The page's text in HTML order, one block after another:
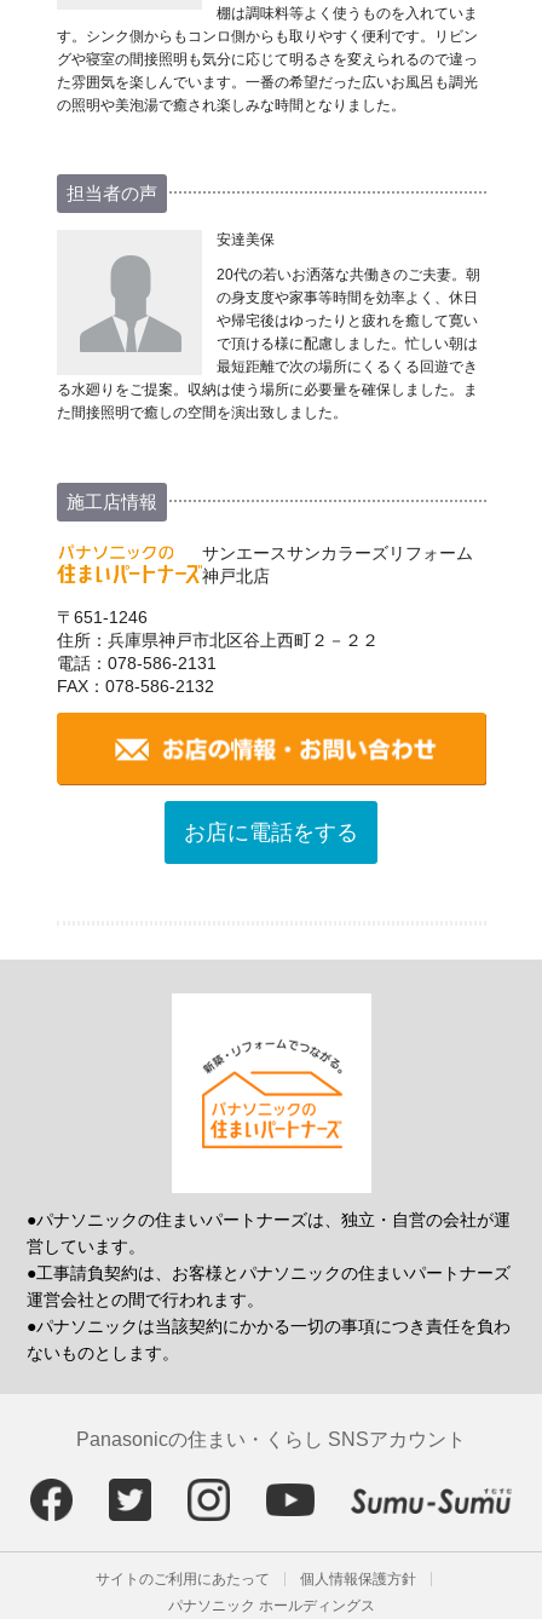
棚は調味料等よく使うものを入れていま
す。シンク側からもコンロ側からも取りやすく便利です。リビン
グや寝室の間接照明も気分に応じて明るさを変えられるので違っ
た雰囲気を楽しんでいます。一番の希望だった広いお風呂も調光
の照明や美泡湯で癒され楽しみな時間となりました。
担当者の声
安達美保
20代の若いお洒落な共働きのご夫妻。朝
の身支度や家事等時間を効率よく、休日
や帰宅後はゆったりと疲れを癒して寛い
で頂ける様に配慮しました。忙しい朝は
最短距離で次の場所にくるくる回遊でき
る水廻りをご提案。収納は使う場所に必要量を確保しました。ま
た間接照明で癒しの空間を演出致しました。
施工店情報
サンエースサンカラーズリフォーム
神戸北店
〒651-1246
住所：兵庫県神戸市北区谷上西町２－２２
電話：078-586-2131
FAX：078-586-2132
お店に電話をする
●パナソニックの住まいパートナーズは、独立・自営の会社が運
営しています。
●工事請負契約は、お客様とパナソニックの住まいパートナーズ
運営会社との間で行われます。
●パナソニックは当該契約にかかる一切の事項につき責任を負わ
ないものとします。
Panasonicの住まい・くらし SNSアカウント
サイトのご利用にあたって
個人情報保護方針
パナソニック ホールディングス